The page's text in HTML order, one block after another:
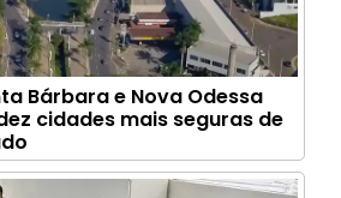
Bárbara e Nova Odessa
cidades mais seguras de